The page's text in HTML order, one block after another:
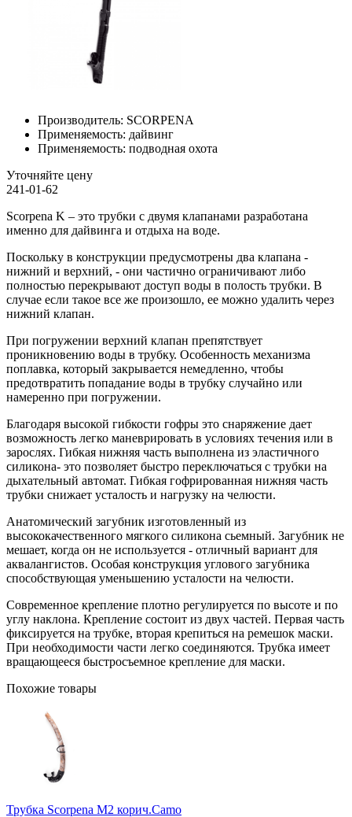
Производитель: SCORPENA
Применяемость: дайвинг
Применяемость: подводная охота
Уточняйте цену
241-01-62
Scorpena K – это трубки с двумя клапанами разработана
именно для дайвинга и отдыха на воде.
Поскольку в конструкции предусмотрены два клапана -
нижний и верхний, - они частично ограничивают либо
полностью перекрывают доступ воды в полость трубки. В
случае если такое все же произошло, ее можно удалить через
нижний клапан.
При погружении верхний клапан препятствует
проникновению воды в трубку. Особенность механизма
поплавка, который закрывается немедленно, чтобы
предотвратить попадание воды в трубку случайно или
намеренно при погружении.
Благодаря высокой гибкости гофры это снаряжение дает
возможность легко маневрировать в условиях течения или в
зарослях. Гибкая нижняя часть выполнена из эластичного
силикона- это позволяет быстро переключаться с трубки на
дыхательный автомат. Гибкая гофрированная нижняя часть
трубки снижает усталость и нагрузку на челюсти.
Анатомический загубник изготовленный из
высококачественного мягкого силикона сьемный. Загубник не
мешает, когда он не используется - отличный вариант для
аквалангистов. Особая конструкция углового загубника
способствующая уменьшению усталости на челюсти.
Современное крепление плотно регулируется по высоте и по
углу наклона. Крепление состоит из двух частей. Первая часть
фиксируется на трубке, вторая крепиться на ремешок маски.
При необходимости части легко соединяются. Трубка имеет
вращающееся быстросъемное крепление для маски.
Похожие товары
Трубка Scorpena M2 корич.Camo